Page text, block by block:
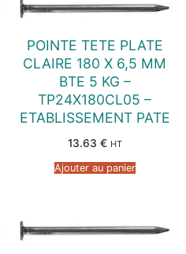
POINTE TETE PLATE
CLAIRE 180 X 6,5 MM
BTE 5 KG –
TP24X180CL05 –
ETABLISSEMENT PATE
13.63 € HT
Ajouter au panier